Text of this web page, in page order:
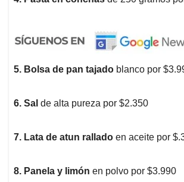
5. Bolsa de pan tajado blanco por
6. Sal de alta pureza por $2.350
7. Lata de atun rallado en aceite por
8. Panela y limón en polvo por $3.990